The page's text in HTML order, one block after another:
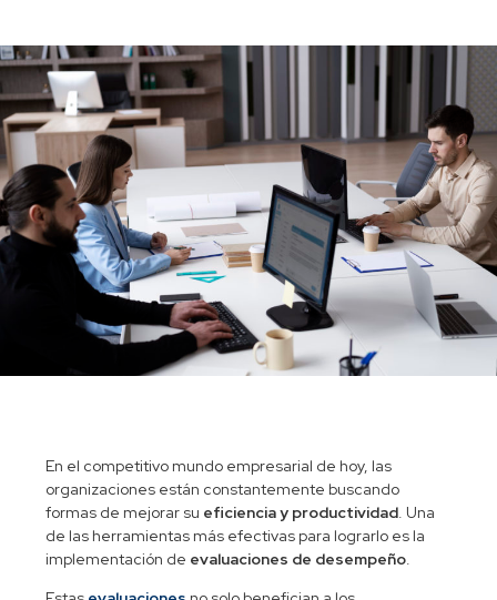
En el competitivo mundo empresarial de hoy, las
organizaciones están constantemente buscando
formas de mejorar su eficiencia y productividad. Una
de las herramientas más efectivas para lograrlo es la
implementación de evaluaciones de desempeño.